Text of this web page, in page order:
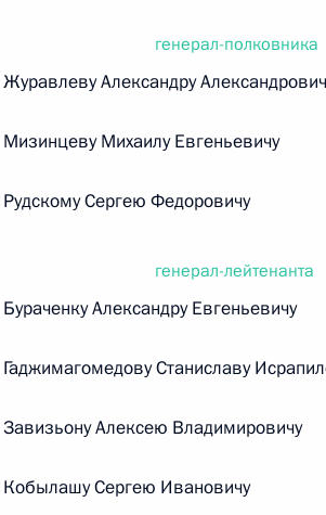
Федеральный закон от
кодекса Российской Федерации
Федеральный закон от
О внесении изменений в Трудовой кодекс
Федеральный закон от
О внесении изменений в Федеральный
генерал-полковника
Журавлеву Александру
Мизинцеву Михаилу Евгеньевичу
Рудскому Сергею Федоровичу
генерал-лейтенанта
Бураченку Александру Евгеньевичу
Гаджимагомедову Станиславу
Завизьону Алексею Владимировичу
Кобылашу Сергею Ивановичу